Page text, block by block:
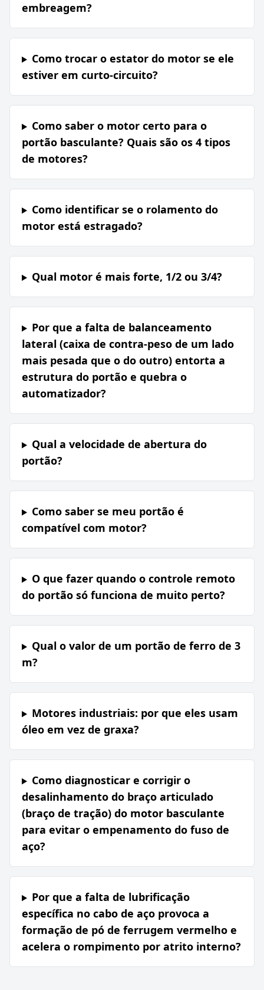
embreagem?
Como trocar o estator do motor se ele
estiver em curto-circuito?
Como saber o motor certo para o
portão basculante? Quais são os 4 tipos
de motores?
Como identificar se o rolamento do
motor está estragado?
Qual motor é mais forte, 1/2 ou 3/4?
Por que a falta de balanceamento
lateral (caixa de contra-peso de um lado
mais pesada que o do outro) entorta a
estrutura do portão e quebra o
automatizador?
Qual a velocidade de abertura do
portão?
Como saber se meu portão é
compatível com motor?
O que fazer quando o controle remoto
do portão só funciona de muito perto?
Qual o valor de um portão de ferro de 3
m?
Motores industriais: por que eles usam
óleo em vez de graxa?
Como diagnosticar e corrigir o
desalinhamento do braço articulado
(braço de tração) do motor basculante
para evitar o empenamento do fuso de
aço?
Por que a falta de lubrificação
específica no cabo de aço provoca a
formação de pó de ferrugem vermelho e
acelera o rompimento por atrito interno?